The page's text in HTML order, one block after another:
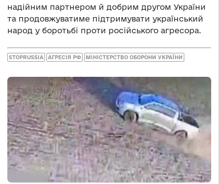
надійним партнером й добрим другом України
та продовжуватиме підтримувати український
народ у боротьбі проти російського агресора.
STOPRUSSIA АГРЕСІЯ РФ МІНІСТЕРСТВО ОБОРОНИ УКРАЇНИ